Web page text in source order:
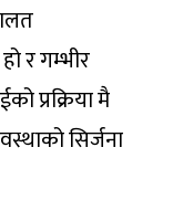
र गम्भीर
प्रक्रिया मै
सिर्जना